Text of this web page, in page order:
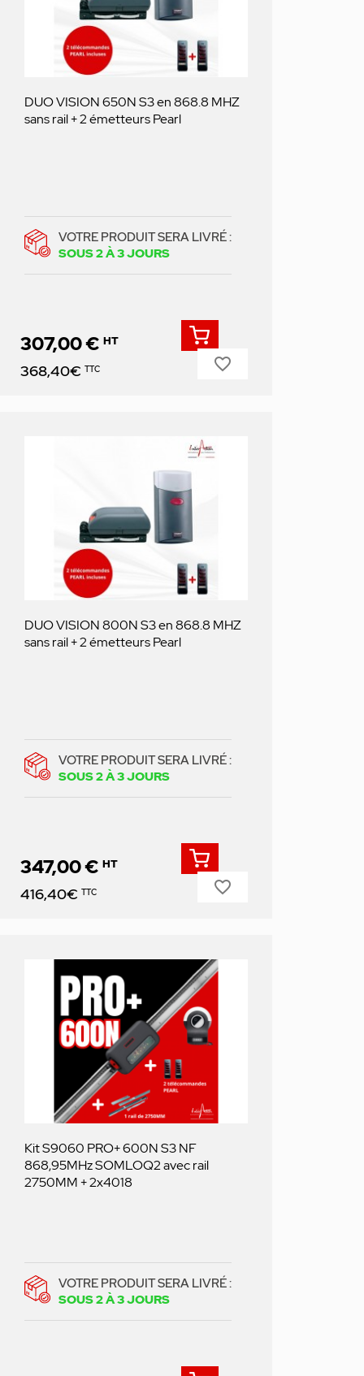
DUO VISION 650N S3 en 868.8 MHZ
sans rail + 2 émetteurs Pearl
VOTRE PRODUIT SERA LIVRÉ :
SOUS 2 À 3 JOURS
Prix
307,00 € HT
368,40€ TTC favorite_border
DUO VISION 800N S3 en 868.8 MHZ
sans rail + 2 émetteurs Pearl
VOTRE PRODUIT SERA LIVRÉ :
SOUS 2 À 3 JOURS
Prix
347,00 € HT
416,40€ TTC favorite_border
Kit S9060 PRO+ 600N S3 NF
868,95MHz SOMLOQ2 avec rail
2750MM + 2x4018
VOTRE PRODUIT SERA LIVRÉ :
SOUS 2 À 3 JOURS